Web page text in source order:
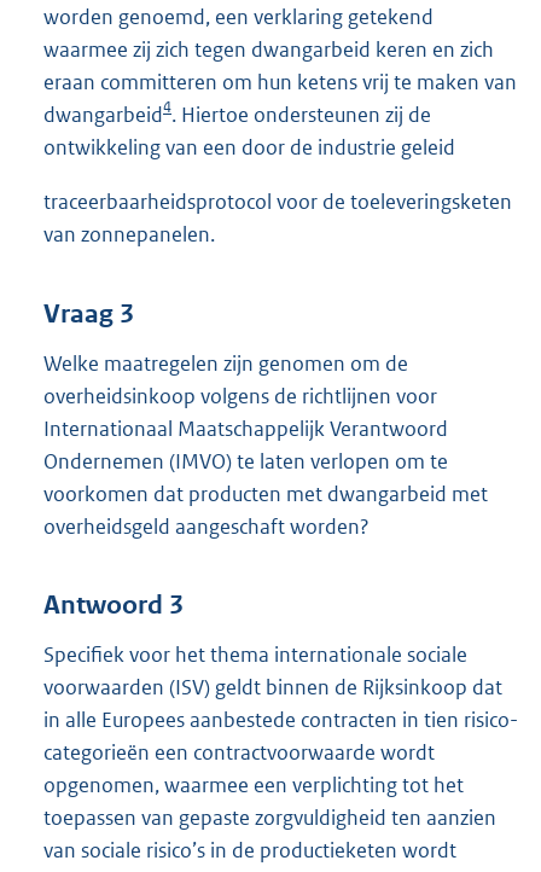
worden genoemd, een verklaring getekend
waarmee zij zich tegen dwangarbeid keren en zich
eraan committeren om hun ketens vrij te maken van
dwangarbeid4. Hiertoe ondersteunen zij de
ontwikkeling van een door de industrie geleid
traceerbaarheidsprotocol voor de toeleveringsketen
van zonnepanelen.
Vraag 3
Welke maatregelen zijn genomen om de
overheidsinkoop volgens de richtlijnen voor
Internationaal Maatschappelijk Verantwoord
Ondernemen (IMVO) te laten verlopen om te
voorkomen dat producten met dwangarbeid met
overheidsgeld aangeschaft worden?
Antwoord 3
Specifiek voor het thema internationale sociale
voorwaarden (ISV) geldt binnen de Rijksinkoop dat
in alle Europees aanbestede contracten in tien risico-
categorieën een contractvoorwaarde wordt
opgenomen, waarmee een verplichting tot het
toepassen van gepaste zorgvuldigheid ten aanzien
van sociale risico’s in de productieketen wordt